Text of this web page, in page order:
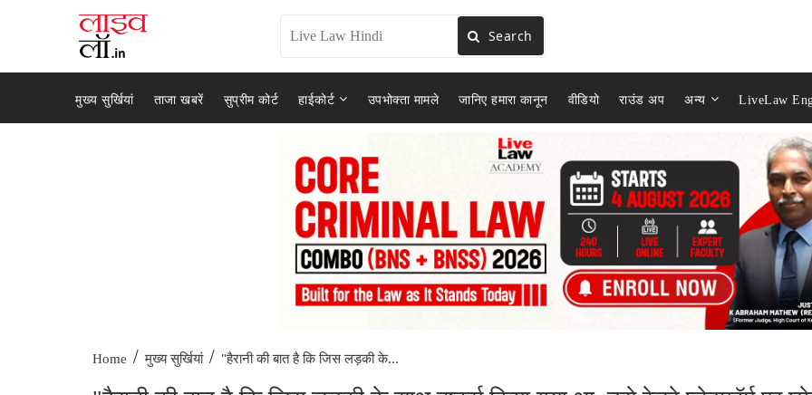
Search
मुख्य सुर्खियां ताजा खबरें सुप्रीम कोर्ट हाईकोर्ट उपभोक्ता मामले जानिए हमारा कानून वीडियो राउंड अप अन्य LiveLaw
Home / मुख्य सुर्खियां / "हैरानी की बात है कि जिस लड़की के...